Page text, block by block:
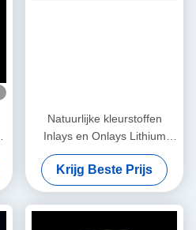
Natuurlijke kleurstoffen
Inlays en Onlays Lithium
Disilicaat Fressplaat
Krijg Beste Prijs